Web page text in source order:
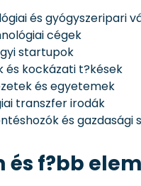
és gyógyszeripari
cégek
startupok
és kockázati t?kések
és egyetemek
transzfer irodák
és gazdasági
és f?bb